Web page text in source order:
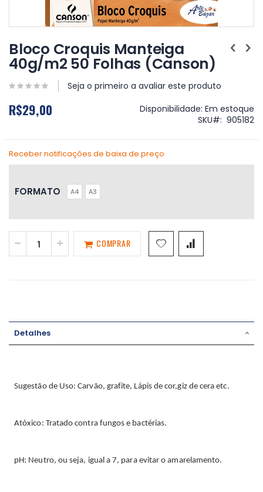
para
o
início
Galeria
imagens
Bloco Croquis Manteiga
40g/m2 50 Folhas (Canson)
Seja o primeiro a avaliar este produto
R$29,00 Disponibilidade: Em estoque
SKU
905182
Receber notificações de baixa de preço
FORMATO A4 A3
COMPRAR
Detalhes
Sugestão de Uso: Carvão, grafite, Lápis de cor,giz de cera etc.
Atóxico: Tratado contra fungos e bactérias.
pH: Neutro, ou seja, igual a 7, para evitar o amarelamento.